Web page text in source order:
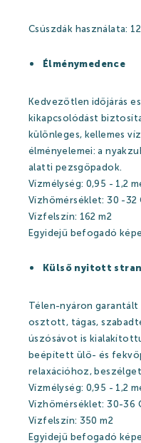
Strandfürdő
Strandfürdő
Medencék
Kisgyermek úszás
Kikapcsolódási
Árak
Online
WEBSHOP
Ajándékutalványok
Gyógyfürdő és
Strandfürdő árak
Feltöltődés
Csúszdák használata:
Élménymedence
Kedvezőtlen időjárás
kikapcsolódást
különleges, kellemes
élményelemei: a
alatti pezsgőpadok.
Vízmélység: 0,95 - 1,2
Vízhőmérséklet: 30 -32
Vízfelszín: 162 m2
Egyidejű befogadó
Külső nyitott
Télen-nyáron
osztott, tágas,
úszósávot is
beépített ülő- és
relaxációhoz,
Vízmélység: 0,95 - 1,2
Vízhőmérséklet: 30-36
Vízfelszín: 350 m2
Egyidejű befogadó